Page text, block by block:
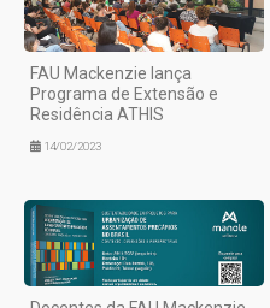
FAU Mackenzie lança
Programa de Extensão e
Residência ATHIS
14/02/2023